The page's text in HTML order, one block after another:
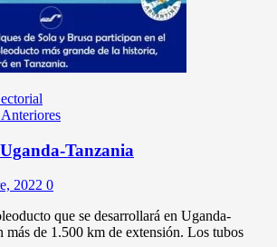
Tanzania
2022 0
que se desarrollará en Uganda-
más de 1.500 km de extensión. Los tubos